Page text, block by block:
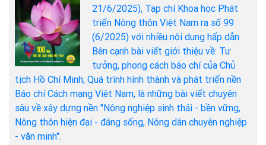
21/6/2025), Tạp chí Khoa học Phát
triển Nông thôn Việt Nam ra số 99
(6/2025) với nhiều nội dung hấp dẫn.
Bên cạnh bài viết giới thiệu về: Tư
tưởng, phong cách báo chí của Chủ
tịch Hồ Chí Minh; Quá trình hình thành và phát triển nền
Báo chí Cách mạng Việt Nam, là những bài viết chuyên
sâu về xây dựng nền "Nông nghiệp sinh thái - bền vững,
Nông thôn hiện đại - đáng sống, Nông dân chuyên nghiệp
- văn minh".